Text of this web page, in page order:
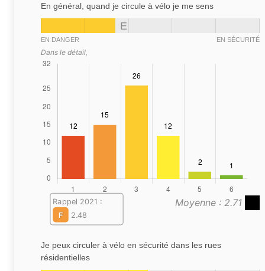
En général, quand je circule à vélo je me sens
E
EN DANGER EN SÉCURITÉ
Dans le détail,
Moyenne : 2.71
Rappel 2021 :
F
2.48
Je peux circuler à vélo en sécurité dans les rues
résidentielles